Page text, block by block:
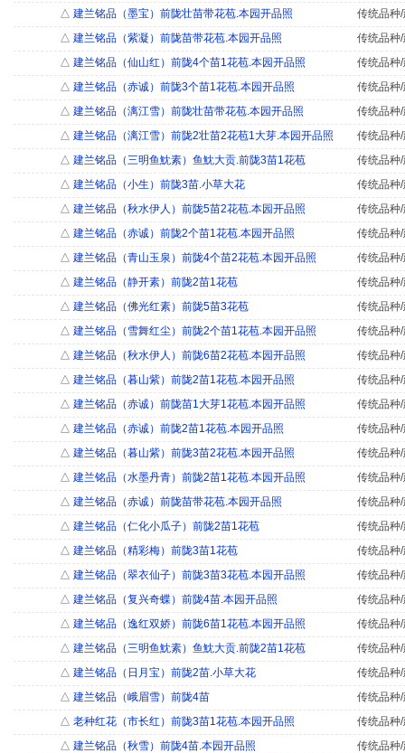
△ 建兰铭品（墨宝）前陇壮苗带花苞.本园开品照
传统品种
△ 建兰铭品（紫凝）前陇苗带花苞.本园开品照
传统品种
△ 建兰铭品（仙山红）前陇4个苗1花苞.本园开品照
传统品种
△ 建兰铭品（赤诚）前陇3个苗1花苞.本园开品照
传统品种
△ 建兰铭品（漓江雪）前陇壮苗带花苞.本园开品照
传统品种
△ 建兰铭品（漓江雪）前陇2壮苗2花苞1大芽.本园开品照
传统品种
△ 建兰铭品（三明鱼魫素）鱼魫大贡.前陇3苗1花苞
传统品种
△ 建兰铭品（小生）前陇3苗.小草大花
传统品种
△ 建兰铭品（秋水伊人）前陇5苗2花苞.本园开品照
传统品种
△ 建兰铭品（赤诚）前陇2个苗1花苞.本园开品照
传统品种
△ 建兰铭品（青山玉泉）前陇4个苗2花苞.本园开品照
传统品种
△ 建兰铭品（静开素）前陇2苗1花苞
传统品种
△ 建兰铭品（佛光红素）前陇5苗3花苞
传统品种
△ 建兰铭品（雪舞红尘）前陇2个苗1花苞.本园开品照
传统品种
△ 建兰铭品（秋水伊人）前陇6苗2花苞.本园开品照
传统品种
△ 建兰铭品（暮山紫）前陇2苗1花苞.本园开品照
传统品种
△ 建兰铭品（赤诚）前陇苗1大芽1花苞.本园开品照
传统品种
△ 建兰铭品（赤诚）前陇2苗1花苞.本园开品照
传统品种
△ 建兰铭品（暮山紫）前陇3苗2花苞.本园开品照
传统品种
△ 建兰铭品（水墨丹青）前陇2苗1花苞.本园开品照
传统品种
△ 建兰铭品（赤诚）前陇苗带花苞.本园开品照
传统品种
△ 建兰铭品（仁化小瓜子）前陇2苗1花苞
传统品种
△ 建兰铭品（精彩梅）前陇3苗1花苞
传统品种
△ 建兰铭品（翠衣仙子）前陇3苗3花苞.本园开品照
传统品种
△ 建兰铭品（复兴奇蝶）前陇4苗.本园开品照
传统品种
△ 建兰铭品（逸红双娇）前陇6苗1花苞.本园开品照
传统品种
△ 建兰铭品（三明鱼魫素）鱼魫大贡.前陇2苗1花苞
传统品种
△ 建兰铭品（日月宝）前陇2苗.小草大花
传统品种
△ 建兰铭品（峨眉雪）前陇4苗
传统品种
△ 老种红花（市长红）前陇3苗1花苞.本园开品照
传统品种
△ 建兰铭品（秋雪）前陇4苗.本园开品照
传统品种